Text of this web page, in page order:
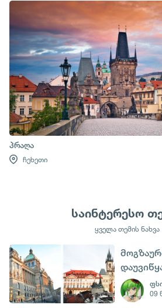
პრაღა
ჩეხეთი
საინტერესო
ყველა თემის ნახვა
09